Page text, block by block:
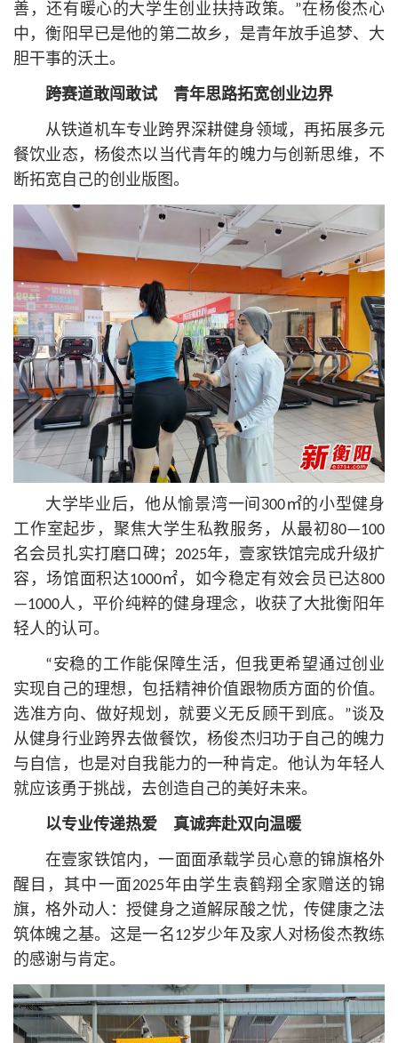
善，还有暖心的大学生创业扶持政策。”在杨俊杰心
中，衡阳早已是他的第二故乡，是青年放手追梦、大
胆干事的沃土。
跨赛道敢闯敢试 青年思路拓宽创业边界
从铁道机车专业跨界深耕健身领域，再拓展多元
餐饮业态，杨俊杰以当代青年的魄力与创新思维，不
断拓宽自己的创业版图。
大学毕业后，他从愉景湾一间300㎡的小型健身
工作室起步，聚焦大学生私教服务，从最初80—100
名会员扎实打磨口碑；2025年，壹家铁馆完成升级扩
容，场馆面积达1000㎡，如今稳定有效会员已达800
—1000人，平价纯粹的健身理念，收获了大批衡阳年
轻人的认可。
“安稳的工作能保障生活，但我更希望通过创业
实现自己的理想，包括精神价值跟物质方面的价值。
选准方向、做好规划，就要义无反顾干到底。”谈及
从健身行业跨界去做餐饮，杨俊杰归功于自己的魄力
与自信，也是对自我能力的一种肯定。他认为年轻人
就应该勇于挑战，去创造自己的美好未来。
以专业传递热爱 真诚奔赴双向温暖
在壹家铁馆内，一面面承载学员心意的锦旗格外
醒目，其中一面2025年由学生袁鹤翔全家赠送的锦
旗，格外动人：授健身之道解尿酸之忧，传健康之法
筑体魄之基。这是一名12岁少年及家人对杨俊杰教练
的感谢与肯定。